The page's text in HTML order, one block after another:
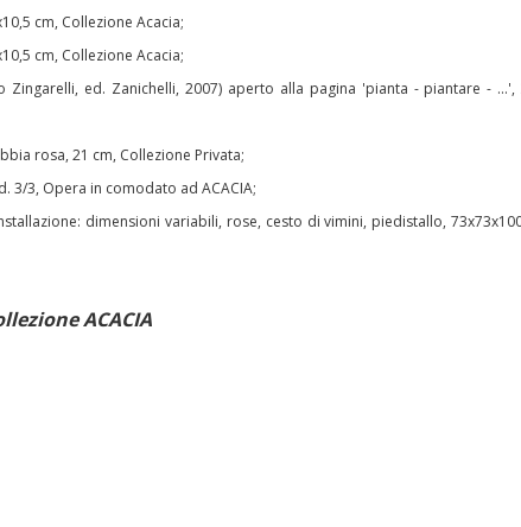
cm, Collezione Acacia;
cm, Collezione Acacia;
Zingarelli, ed. Zanichelli, 2007) aperto alla pagina 'pianta - piantare -
rosa, 21 cm, Collezione Privata;
3/3, Opera in comodato ad ACACIA;
dimensioni variabili, rose, cesto di vimini, piedistallo,
ACACIA